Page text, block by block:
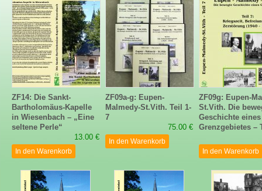
ZF14: Die Sankt-
Bartholomäus-Kapelle
in Wiesenbach – „Eine
seltene Perle“
13.00 €
In den Warenkorb
ZF09a-g: Eupen-
Malmedy-St.Vith. Teil 1-
7
75.00 €
In den Warenkorb
ZF09g: Eupen-
St.Vith. Die
Geschichte eines
Grenzgebietes –
In den Warenkorb